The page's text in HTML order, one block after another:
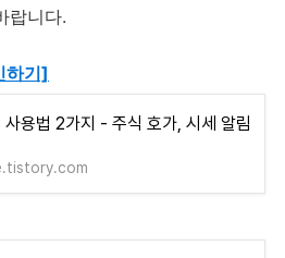
랍니다.
하기]
용법 2가지 - 주식 호가, 시세 알림